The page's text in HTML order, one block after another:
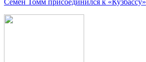
Семён Томм присоединился к «Кузбассу»